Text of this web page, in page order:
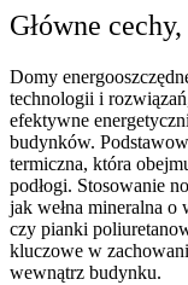
Główne
Domy
technologii i
efektywne
budynków.
termiczna, która
podłogi. Stosowanie
jak wełna mineralna o
czy pianki
kluczowe w
wewnątrz budynku.